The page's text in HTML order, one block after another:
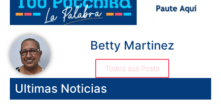
Betty Martinez
Todos sus Posts
Ultimas Noticias